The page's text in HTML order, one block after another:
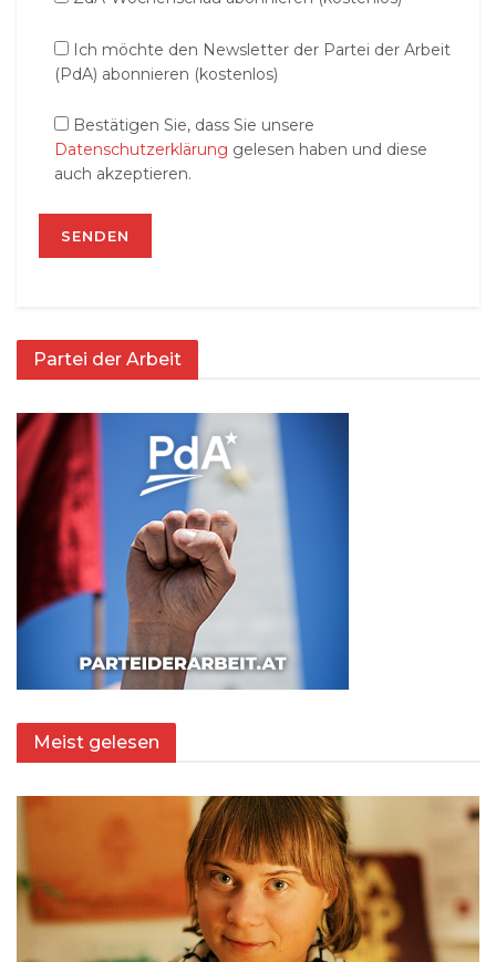
Ich möchte den Newsletter der Partei der Arbeit
(PdA) abonnieren (kostenlos)
Bestätigen Sie, dass Sie unsere
Datenschutzerklärung gelesen haben und diese
auch akzeptieren.
Partei der Arbeit
Meist gelesen